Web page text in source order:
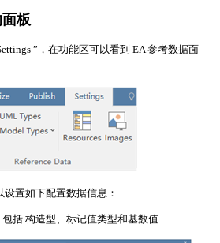
板
”，在功能区可以看到 EA 参考数据面
置如下配置数据信息：
包括 构造型、标记值类型和基数值